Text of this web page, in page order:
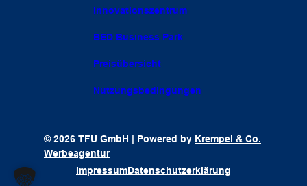
Innovationszentrum
BED Business Park
Preisübersicht
Nutzungsbedingungen
© 2026 TFU GmbH | Powered by Krempel & Co.
Werbeagentur
ImpressumDatenschutzerklärung